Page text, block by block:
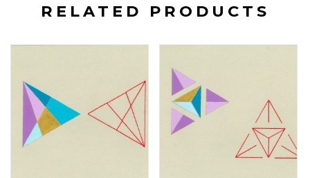
RELATED PRODUCTS
25 × 35 cm 25 × 35 cm